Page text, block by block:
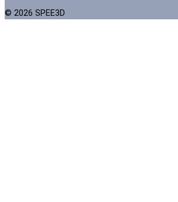
© 2026 SPEE3D